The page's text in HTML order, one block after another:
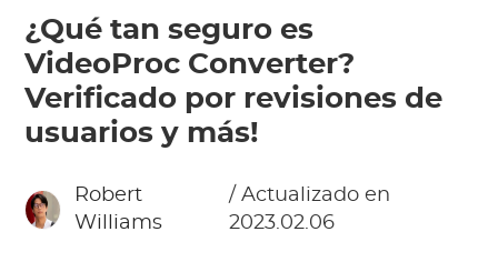
¿Qué tan seguro es
VideoProc Converter?
Verificado por revisiones de
usuarios y más!
Robert
Williams
/ Actualizado en
2023.02.06